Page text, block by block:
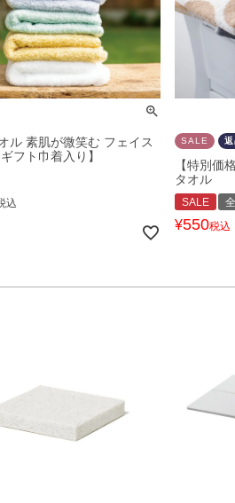
ル 素肌が微笑む フェイス
フト巾着入り】
込
SALE 返
【特別価
タオル
SALE
¥550税込